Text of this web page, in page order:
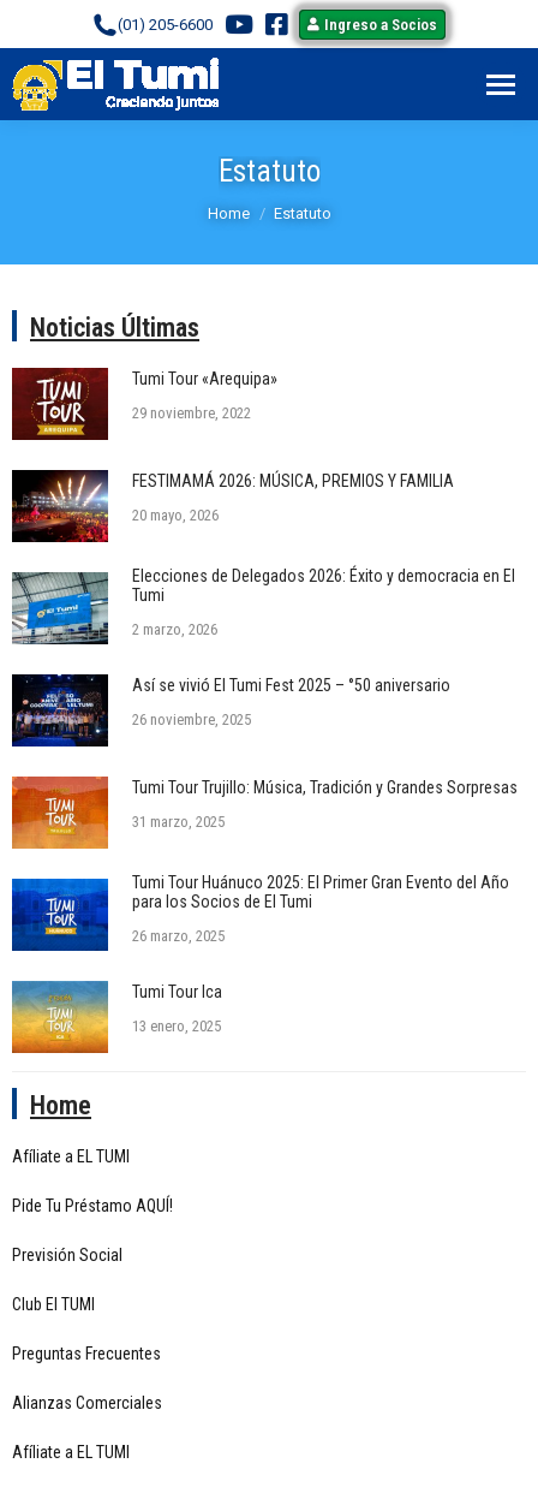
(01) 205-6600 Ingreso a Socios
Estatuto
You are here:
Home Estatuto
Noticias Últimas
Tumi Tour «Arequipa»
29 noviembre, 2022
FESTIMAMÁ 2026: MÚSICA, PREMIOS Y FAMILIA
20 mayo, 2026
Elecciones de Delegados 2026: Éxito y democracia en El
Tumi
2 marzo, 2026
Así se vivió El Tumi Fest 2025 – °50 aniversario
26 noviembre, 2025
Tumi Tour Trujillo: Música, Tradición y Grandes Sorpresas
31 marzo, 2025
Tumi Tour Huánuco 2025: El Primer Gran Evento del Año
para los Socios de El Tumi
26 marzo, 2025
Tumi Tour Ica
13 enero, 2025
Home
Afíliate a EL TUMI
Pide Tu Préstamo AQUÍ!
Previsión Social
Club El TUMI
Preguntas Frecuentes
Alianzas Comerciales
Afíliate a EL TUMI